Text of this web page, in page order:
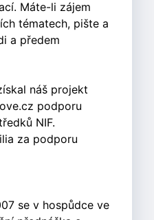
Máte-li zájem
tématech, pište a
a předem
náš projekt
podporu
NIF.
za podporu
se v hospůdce ve